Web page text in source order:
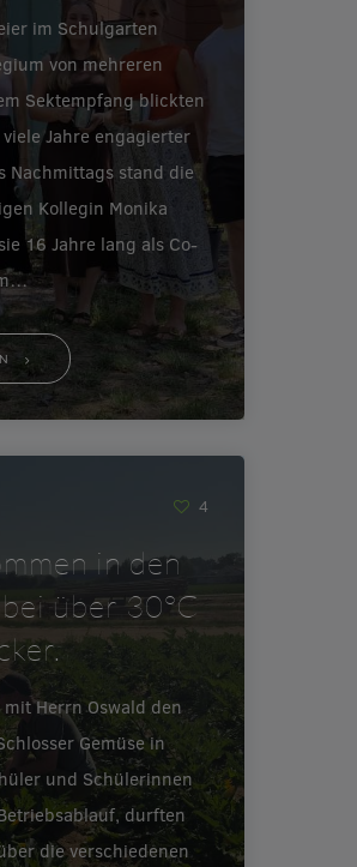
im Schulgarten
von mehreren
Sektempfang blickten
Jahre engagierter
stand die
Kollegin Monika
16 Jahre lang als Co-
4
in den
über 30°C
Herrn Oswald den
Gemüse in
und Schülerinnen
durften
die verschiedenen